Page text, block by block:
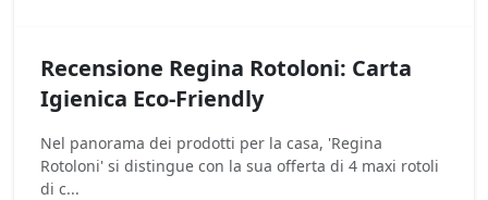
Recensione Regina Rotoloni: Carta
Igienica Eco-Friendly
Nel panorama dei prodotti per la casa, 'Regina
Rotoloni' si distingue con la sua offerta di 4 maxi rotoli
di c...